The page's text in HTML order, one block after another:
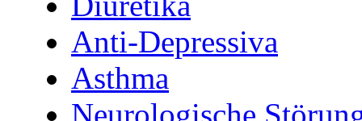
Anti-Depressiva
Asthma
Neurologische